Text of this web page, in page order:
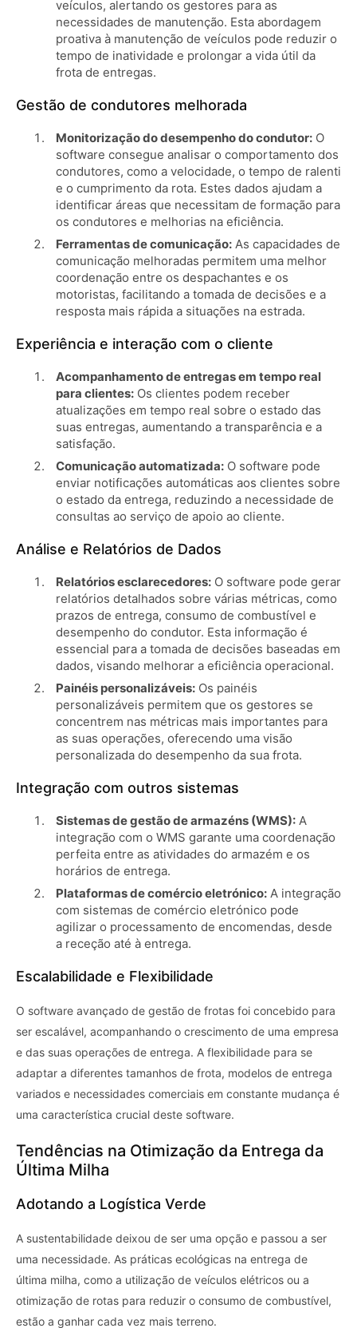
veículos, alertando os gestores para as
necessidades de manutenção. Esta abordagem
proativa à manutenção de veículos pode reduzir o
tempo de inatividade e prolongar a vida útil da
frota de entregas.
Gestão de condutores melhorada
Monitorização do desempenho do condutor: O
software consegue analisar o comportamento dos
condutores, como a velocidade, o tempo de ralenti
e o cumprimento da rota. Estes dados ajudam a
identificar áreas que necessitam de formação para
os condutores e melhorias na eficiência.
Ferramentas de comunicação: As capacidades de
comunicação melhoradas permitem uma melhor
coordenação entre os despachantes e os
motoristas, facilitando a tomada de decisões e a
resposta mais rápida a situações na estrada.
Experiência e interação com o cliente
Acompanhamento de entregas em tempo real
para clientes: Os clientes podem receber
atualizações em tempo real sobre o estado das
suas entregas, aumentando a transparência e a
satisfação.
Comunicação automatizada: O software pode
enviar notificações automáticas aos clientes sobre
o estado da entrega, reduzindo a necessidade de
consultas ao serviço de apoio ao cliente.
Análise e Relatórios de Dados
Relatórios esclarecedores: O software pode gerar
relatórios detalhados sobre várias métricas, como
prazos de entrega, consumo de combustível e
desempenho do condutor. Esta informação é
essencial para a tomada de decisões baseadas em
dados, visando melhorar a eficiência operacional.
Painéis personalizáveis: Os painéis
personalizáveis ​​permitem que os gestores se
concentrem nas métricas mais importantes para
as suas operações, oferecendo uma visão
personalizada do desempenho da sua frota.
Integração com outros sistemas
Sistemas de gestão de armazéns (WMS): A
integração com o WMS garante uma coordenação
perfeita entre as atividades do armazém e os
horários de entrega.
Plataformas de comércio eletrónico: A integração
com sistemas de comércio eletrónico pode
agilizar o processamento de encomendas, desde
a receção até à entrega.
Escalabilidade e Flexibilidade
O software avançado de gestão de frotas foi concebido para
ser escalável, acompanhando o crescimento de uma empresa
e das suas operações de entrega. A flexibilidade para se
adaptar a diferentes tamanhos de frota, modelos de entrega
variados e necessidades comerciais em constante mudança é
uma característica crucial deste software.
Tendências na Otimização da Entrega da
Última Milha
Adotando a Logística Verde
A sustentabilidade deixou de ser uma opção e passou a ser
uma necessidade. As práticas ecológicas na entrega de
última milha, como a utilização de veículos elétricos ou a
otimização de rotas para reduzir o consumo de combustível,
estão a ganhar cada vez mais terreno.